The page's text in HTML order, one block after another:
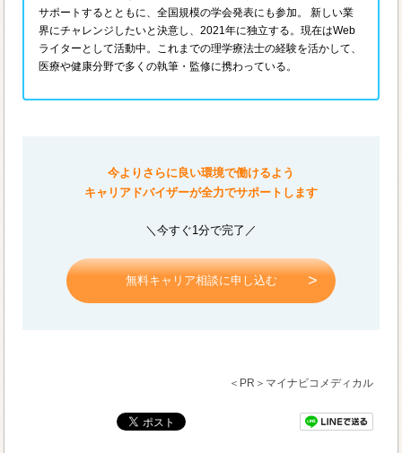
サポートするとともに、全国規模の学会発表にも参加。 新しい業
界にチャレンジしたいと決意し、2021年に独立する。現在はWeb
ライターとして活動中。これまでの理学療法士の経験を活かして、
医療や健康分野で多くの執筆・監修に携わっている。
今よりさらに良い環境で働けるよう
キャリアドバイザーが全力でサポートします
＼今すぐ1分で完了／
無料キャリア相談に申し込む
＜PR＞マイナビコメディカル